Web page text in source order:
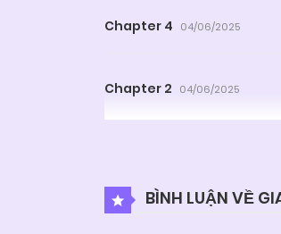
Chapter 4 04/06/2025
Chapter 2 04/06/2025
BÌNH LUẬN VỀ